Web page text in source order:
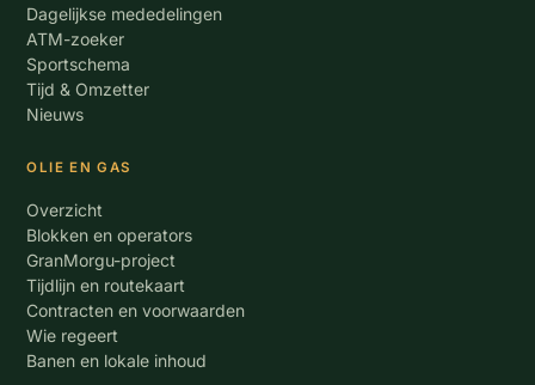
Dagelijkse mededelingen
ATM-zoeker
Sportschema
Tijd & Omzetter
Nieuws
OLIE EN GAS
Overzicht
Blokken en operators
GranMorgu-project
Tijdlijn en routekaart
Contracten en voorwaarden
Wie regeert
Banen en lokale inhoud